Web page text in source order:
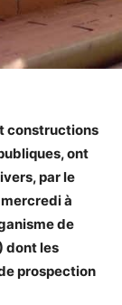
constructions
ont
par le
à
de
dont les
prospection